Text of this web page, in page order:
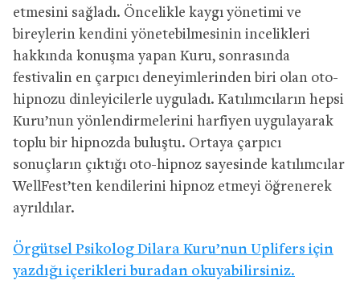
etmesini sağladı. Öncelikle kaygı yönetimi ve
bireylerin kendini yönetebilmesinin incelikleri
hakkında konuşma yapan Kuru, sonrasında
festivalin en çarpıcı deneyimlerinden biri olan oto-
hipnozu dinleyicilerle uyguladı. Katılımcıların hepsi
Kuru’nun yönlendirmelerini harfiyen uygulayarak
toplu bir hipnozda buluştu. Ortaya çarpıcı
sonuçların çıktığı oto-hipnoz sayesinde katılımcılar
WellFest’ten kendilerini hipnoz etmeyi öğrenerek
ayrıldılar.
Örgütsel Psikolog Dilara Kuru’nun Uplifers için
yazdığı içerikleri buradan okuyabilirsiniz.